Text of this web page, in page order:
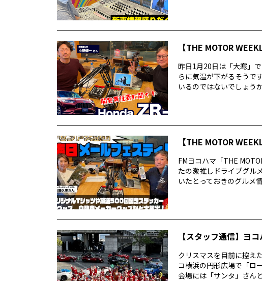
【THE MOTOR
昨日1月20日は「大寒」
らに気温が下がるそうで
いるのではないでしょう
【THE MOTOR
FMヨコハマ「THE
たの激推しドライブグル
いたとっておきのグルメ
【スタッフ通信】ヨ
クリスマスを目前に控え
コ横浜の円形広場で「ロ
会場には「サンタ」さん